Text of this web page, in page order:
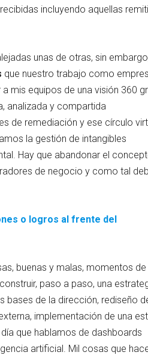
incluyendo aquellas
unas de otras, sin
que nuestro trabajo como
mis equipos de una visión 360
analizada y compartida
de remediación y ese círculo
la gestión de intangibles
Hay que abandonar el
de negocio y como tal
o logros al frente del
buenas y malas, momentos de
paso a paso, una
bases de la dirección, rediseño
implementación de una
que hablamos de dashboards
artificial. Mil cosas que